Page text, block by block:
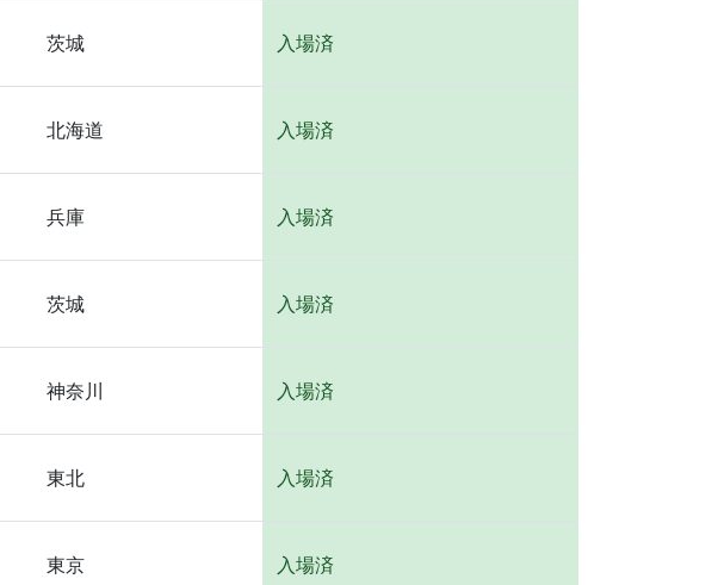
茨城 入場済
北海道 入場済
兵庫 入場済
茨城 入場済
神奈川 入場済
東北 入場済
東京 入場済